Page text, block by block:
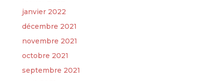
janvier 2022
décembre 2021
novembre 2021
octobre 2021
septembre 2021